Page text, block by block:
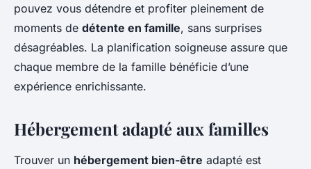
pouvez vous détendre et profiter pleinement de
moments de détente en famille, sans surprises
désagréables. La planification soigneuse assure que
chaque membre de la famille bénéficie d’une
expérience enrichissante.
Hébergement adapté aux familles
Trouver un hébergement bien-être adapté est